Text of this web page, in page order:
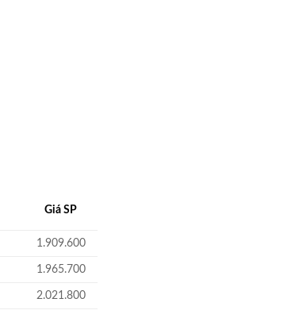
Giá SP
1.909.600
1.965.700
2.021.800